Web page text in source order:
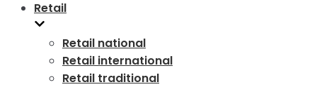
Retail
Retail national
Retail international
Retail traditional